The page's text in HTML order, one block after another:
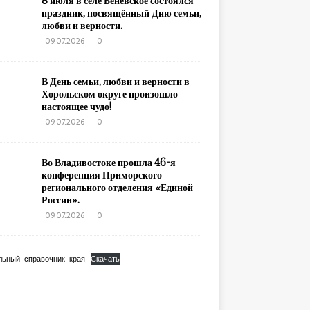
праздник, посвящённый Дню семьи,
любви и верности.
09.07.2026 0
В День семьи, любви и верности в
Хорольском округе произошло
настоящее чудо!
09.07.2026 0
Во Владивостоке прошла 46-я
конференция Приморского
регионального отделения «Единой
России».
09.07.2026 0
справочник-края Скачать